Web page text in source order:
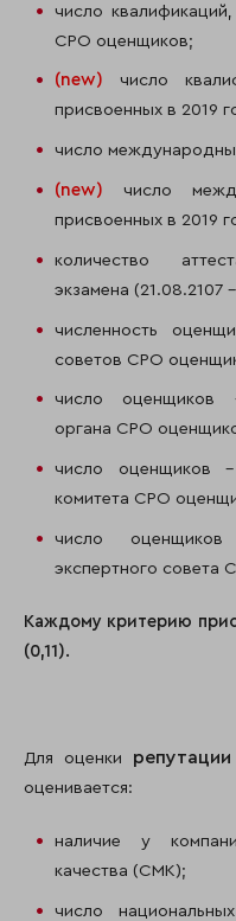
число
СРО оценщиков;
(new)число
присвоенных в 2019
число
(new) число
присвоенных в 2019
количество
экзамена (21.08.2107
численность
советов СРО
число оценщиков
органа СРО
число оценщиков –
комитета СРО
число
экспертного совета
Каждому критерию
(0,11).
Для оценки репутации
оценивается:
наличие у
качества (СМК);
число